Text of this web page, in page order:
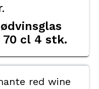
70 cl 4 stk.